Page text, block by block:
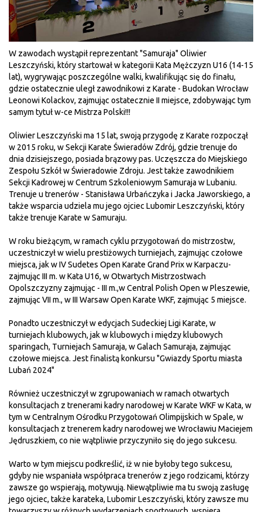
W zawodach wystąpił reprezentant "Samuraja" Oliwier
Leszczyński, który startował w kategorii Kata Mężczyzn U16 (14-15
lat), wygrywając poszczególne walki, kwalifikując się do finału,
gdzie ostatecznie uległ zawodnikowi z Karate - Budokan Wrocław
Leonowi Kolackov, zajmując ostatecznie II miejsce, zdobywając tym
samym tytuł w-ce Mistrza Polski!!!
Oliwier Leszczyński ma 15 lat, swoją przygodę z Karate rozpoczął
w 2015 roku, w Sekcji Karate Świeradów Zdrój, gdzie trenuje do
dnia dzisiejszego, posiada brązowy pas. Uczęszcza do Miejskiego
Zespołu Szkół w Świeradowie Zdroju. Jest także zawodnikiem
Sekcji Kadrowej w Centrum Szkoleniowym Samuraja w Lubaniu.
Trenuje u trenerów - Stanisława Urbańczyka i Jacka Jaworskiego, a
także wsparcia udziela mu jego ojciec Lubomir Leszczyński, który
także trenuje Karate w Samuraju.
W roku bieżącym, w ramach cyklu przygotowań do mistrzostw,
uczestniczył w wielu prestiżowych turniejach, zajmując czołowe
miejsca, jak w IV Sudetes Open Karate Grand Prix w Karpaczu-
zajmując III m. w Kata U16, w Otwartych Mistrzostwach
Opolszczyzny zajmując - III m.,w Central Polish Open w Pleszewie,
zajmując VII m., w III Warsaw Open Karate WKF, zajmując 5 miejsce.
Ponadto uczestniczył w edycjach Sudeckiej Ligi Karate, w
turniejach klubowych, jak w klubowych i między klubowych
sparingach, Turniejach Samuraja, w Galach Samuraja, zajmując
czołowe miejsca. Jest finalistą konkursu "Gwiazdy Sportu miasta
Lubań 2024"
Również uczestniczył w zgrupowaniach w ramach otwartych
konsultacjach z trenerami kadry narodowej w Karate WKF w Kata, w
tym w Centralnym Ośrodku Przygotowań Olimpijskich w Spale, w
konsultacjach z trenerem kadry narodowej we Wrocławiu Maciejem
Jędruszkiem, co nie wątpliwie przyczyniło się do jego sukcesu.
Warto w tym miejscu podkreślić, iż w nie byłoby tego sukcesu,
gdyby nie wspaniała współpraca trenerów z jego rodzicami, którzy
zawsze go wspierają, motywują. Niewątpliwie ma tu swoją zasługę
jego ojciec, także karateka, Lubomir Leszczyński, który zawsze mu